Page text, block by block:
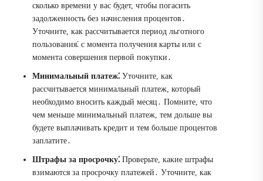
сколько времени у вас будет, чтобы погасить
задолженность без начисления процентов․
Уточните, как рассчитывается период льготного
пользования⁚ с момента получения карты или с
момента совершения первой покупки․
Минимальный платеж⁚ Уточните, как
рассчитывается минимальный платеж, который
необходимо вносить каждый месяц․ Помните, что
чем меньше минимальный платеж, тем дольше вы
будете выплачивать кредит и тем больше процентов
заплатите․
Штрафы за просрочку⁚ Проверьте, какие штрафы
взимаются за просрочку платежей․ Уточните, как